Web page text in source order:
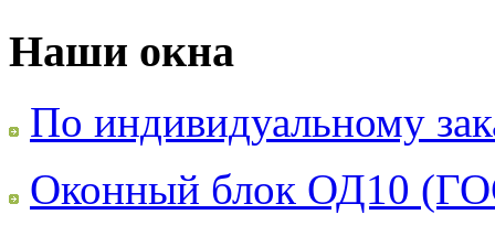
Наши окна
По индивидуальному
Оконный блок ОД10